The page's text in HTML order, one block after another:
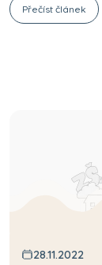
Přečíst článek
28.11.2022